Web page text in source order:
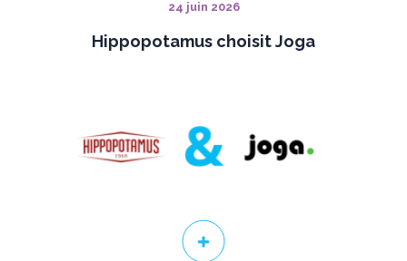
24 juin 2026
Hippopotamus choisit Joga